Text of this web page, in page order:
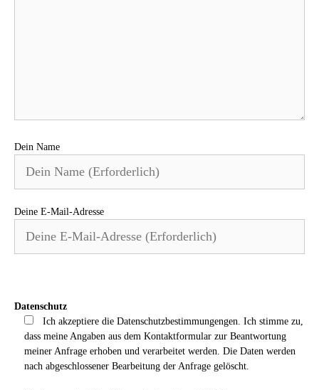
Dein Name
Deine E-Mail-Adresse
Datenschutz
Ich akzeptiere die Datenschutzbestimmungengen. Ich stimme zu,
dass meine Angaben aus dem Kontaktformular zur Beantwortung
meiner Anfrage erhoben und verarbeitet werden. Die Daten werden
nach abgeschlossener Bearbeitung der Anfrage gelöscht.